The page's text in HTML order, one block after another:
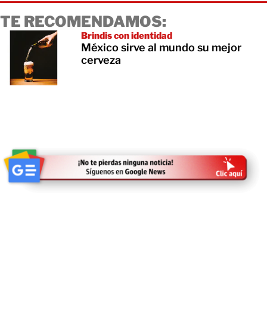
TE RECOMENDAMOS:
Brindis con identidad
México sirve al mundo su mejor
cerveza